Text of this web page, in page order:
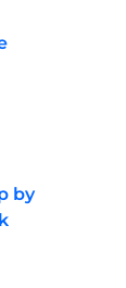
by